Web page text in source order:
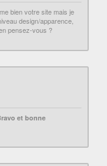
bien votre site mais je
design/apparence,
pensez-vous ?
et bonne